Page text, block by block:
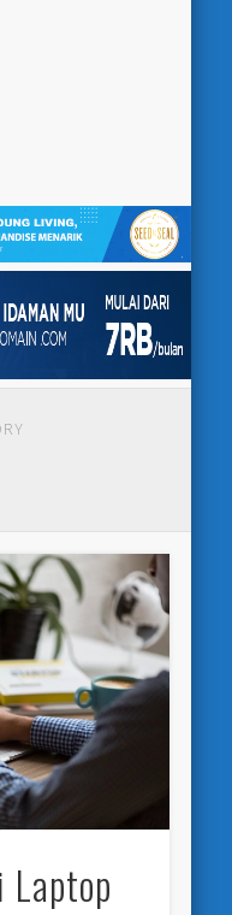
Laptop